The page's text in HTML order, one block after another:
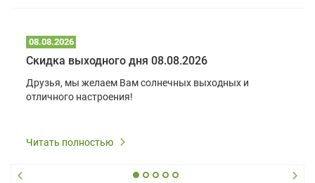
08.08.2026
Скидка выходного дня 08.08.2026
Друзья, мы желаем Вам солнечных выходных и
отличного настроения!
Читать полностью